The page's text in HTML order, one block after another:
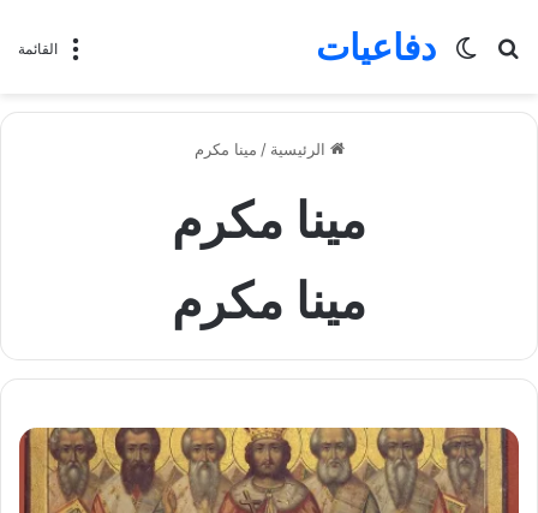
القائمة دفاعيات
بحث
الوضع
الرئيسية / مينا مكرم
مينا مكرم
مينا مكرم